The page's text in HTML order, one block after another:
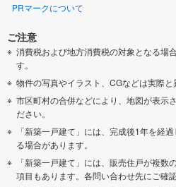
PRマークについて
ご注意
消費税および地方消費税の対象となる場
す。
物件の写真やイラスト、CGなどは実際と
市区町村の合併などにより、地図が表示
ださい。
「新築一戸建て」には、完成後1年を経
る場合があります。
「新築一戸建て」には、販売住戸が複
項目もあります。各問い合わせ先にご確認